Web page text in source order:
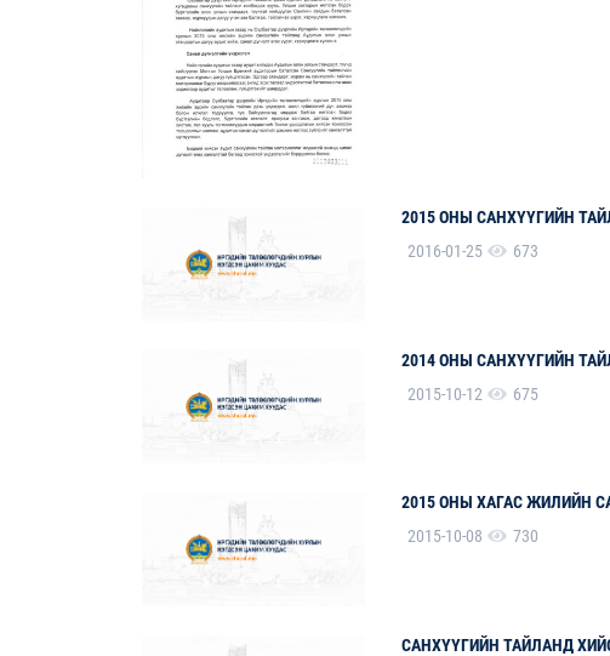
2015 ОНЫ САНХҮҮГИЙН
2016-01-25
673
2014 ОНЫ САНХҮҮГИЙН
2015-10-12
675
2015 ОНЫ ХАГАС ЖИЛИЙН
2015-10-08
730
САНХҮҮГИЙН ТАЙЛАНД